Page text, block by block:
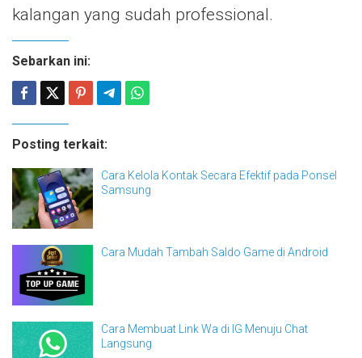
kalangan yang sudah professional.
Sebarkan ini:
Posting terkait:
Cara Kelola Kontak Secara Efektif pada Ponsel
Samsung
Cara Mudah Tambah Saldo Game di Android
Cara Membuat Link Wa di IG Menuju Chat
Langsung